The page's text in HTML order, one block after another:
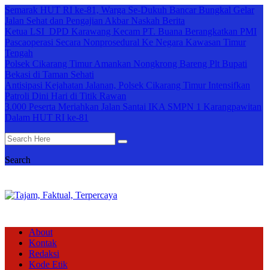
Semarak HUT RI ke-81, Warga Se-Dukuh Bancar Bungkal Gelar
Jalan Sehat dan Pengajian Akbar Naskah Berita
Ketua LSI DPD Karawang Kecam PT. Buana Berangkatkan PMI
Pascaoperasi Secara Nonprosedural Ke Negara Kawasan Timur
Tengah
Polsek Cikarang Timur Amankan Nongkrong Bareng Plt Bupati
Bekasi di Taman Sehati
Antisipasi Kejahatan Jalanan, Polsek Cikarang Timur Intensifkan
Patroli Dini Hari di Titik Rawan
3.000 Peserta Meriahkan Jalan Santai IKA SMPN 1 Karangpawitan
Dalam HUT RI ke-81
Search
About
Kontak
Redaksi
Kode Etik